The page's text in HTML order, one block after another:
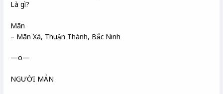
Là gì?
Mãn
– Mãn Xá, Thuận Thành, Bắc Ninh
—o—
NGƯỜI MÁN